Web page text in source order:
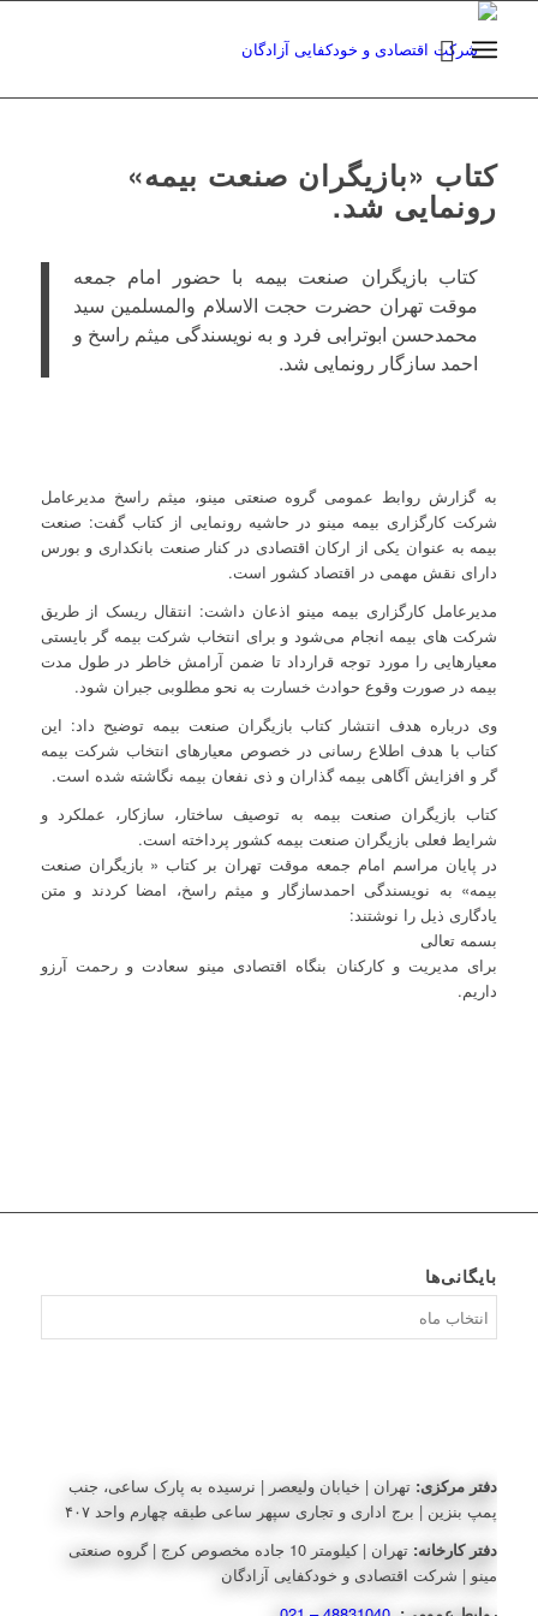
کتاب «بازیگران صنعت بیمه»
رونمایی شد.
کتاب بازیگران صنعت بیمه با حضور امام جمعه
موقت تهران حضرت حجت الاسلام والمسلمین سید
محمد‌‌حسن ابوترابی فرد و به نویسندگی میثم راسخ و
احمد سازگار رونمایی شد.
به گزارش روابط عمومی گروه صنعتی مینو، میثم راسخ مدیرعامل
شرکت کارگزاری بیمه مینو در حاشیه رونمایی از کتاب گفت: صنعت
بیمه به عنوان یکی از ارکان اقتصادی در کنار صنعت بانکداری و بورس
دارای نقش مهمی در اقتصاد کشور است.
مدیرعامل کارگزاری بیمه مینو اذعان داشت: انتقال ریسک از طریق
شرکت های بیمه انجام می‌شود و برای انتخاب شرکت بیمه گر بایستی
معیارهایی را مورد توجه قرارداد تا ضمن آرامش خاطر در طول مدت
بیمه در صورت وقوع حوادث خسارت به نحو مطلوبی جبران شود.
وی درباره هدف انتشار کتاب بازیگران صنعت بیمه توضیح داد: این
کتاب با هدف اطلاع رسانی در خصوص معیارهای انتخاب شرکت بیمه
گر و افزایش آگاهی بیمه گذاران و ذی نفعان بیمه نگاشته شده است.
کتاب بازیگران صنعت بیمه به توصیف ساختار، سازکار، عملکرد و
شرایط فعلی بازیگران صنعت بیمه کشور پرداخته است.
در پایان مراسم امام جمعه موقت تهران بر کتاب « بازیگران صنعت
بیمه» به نویسندگی احمدسازگار و میثم راسخ، امضا کردند و متن
یادگاری ذیل را نوشتند:
بسمه تعالی
برای مدیریت و کارکنان بنگاه اقتصادی مینو سعادت و رحمت آرزو
داریم.
بایگانی‌ها
دفتر مرکزی: تهران | خیابان ولیعصر | نرسیده به پارک ساعی، جنب
پمپ بنزین | برج اداری و تجاری سپهر ساعی طبقه چهارم واحد ۴۰۷
دفتر کارخانه:
تهران | کیلومتر 10 جاده مخصوص کرج | گروه صنعتی
مینو | شرکت اقتصادی و خودکفایی آزادگان